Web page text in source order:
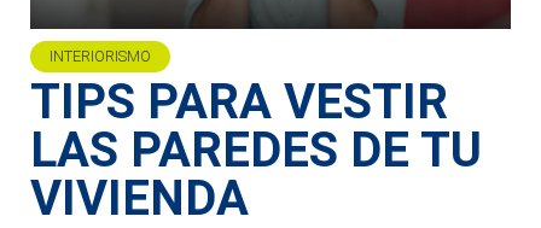
INTERIORISMO
TIPS PARA VESTIR
LAS PAREDES DE TU
VIVIENDA